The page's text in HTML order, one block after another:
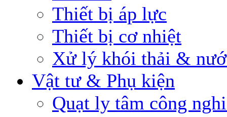
Thiết bị áp lực
Thiết bị cơ nhiệt
Xử lý khói thải &
Vật tư & Phụ kiện
Quạt ly tâm công